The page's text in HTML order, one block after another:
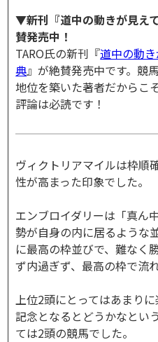
▼新刊『道中の動きが見え
賛発売中！
TARO氏の新刊『道中の動
典』が絶賛発売中です。競
地位を築いた著者だからこ
評論は必読です！
ヴィクトリアマイルは枠順
性が高まった印象でした。
エンブロイダリーは「真ん
勢が自身の内に居るような
に最高の枠並びで、難なく
ず内過ぎず、最高の枠で流
上位2頭にとってはあまり
記念となるとどうかなとい
ては2頭の競馬でした。